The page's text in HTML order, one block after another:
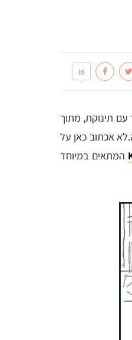
16
עם תינוקת, מתוך
לא אכתוב כאן על
המתאים במיוחד